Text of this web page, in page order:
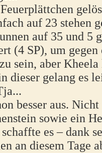
auf 23 stehen
auf 35 und 5
(4 SP), um gegen
sein, aber
dieser gelang es
besser aus.
sowie ein
es – dank
an diesem Tage